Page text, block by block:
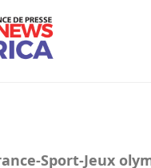
Sport-Jeux